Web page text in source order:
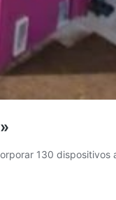
130 dispositivos